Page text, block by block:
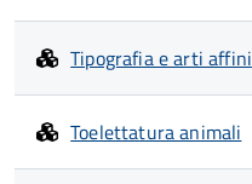
Tipografia e arti affini
Toelettatura animali